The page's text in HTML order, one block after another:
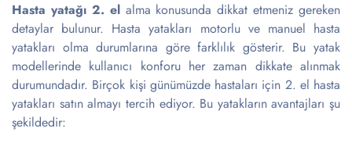
Hasta yatağı 2. elalma konusunda dikkat etmeniz gereken
detaylar bulunur. Hasta yatakları motorlu ve manuel hasta
yatakları olma durumlarına göre farklılık gösterir. Bu yatak
modellerinde kullanıcı konforu her zaman dikkate alınmak
durumundadır. Birçok kişi günümüzde hastaları için 2. el hasta
yatakları satın almayı tercih ediyor. Bu yatakların avantajları şu
şekildedir: